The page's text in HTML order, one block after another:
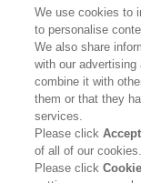
Home
サステナビリ
ブランド
We use cookies to
to personalise
We also share
with our
combine it with
them or that they
services.
Please click
of all of our cookies.
Please click